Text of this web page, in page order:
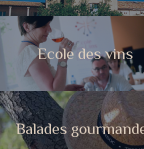
Ecole des vins
Balades